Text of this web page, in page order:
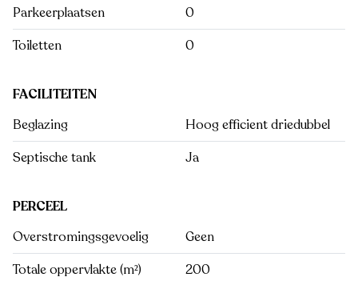
Parkeerplaatsen
0
Toiletten
0
FACILITEITEN
Beglazing
Hoog efficient driedubbel
Septische tank
Ja
PERCEEL
Overstromingsgevoelig
Geen
Totale oppervlakte (m²)
200